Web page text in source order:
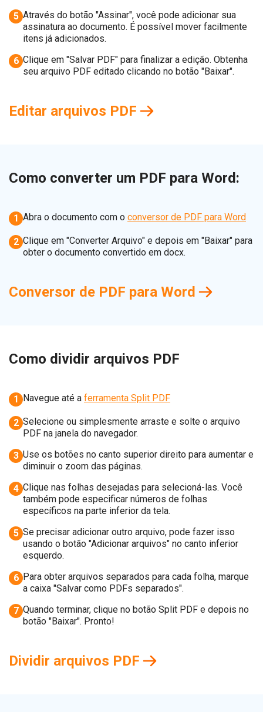
5 Através do botão "Assinar", você pode adicionar sua
assinatura ao documento. É possível mover facilmente
itens já adicionados.
6 Clique em "Salvar PDF" para finalizar a edição. Obtenha
seu arquivo PDF editado clicando no botão "Baixar".
Editar arquivos PDF
Como converter um PDF para Word:
1 Abra o documento com o conversor de PDF para Word
2 Clique em "Converter Arquivo" e depois em "Baixar" para
obter o documento convertido em docx.
Conversor de PDF para Word
Como dividir arquivos PDF
1 Navegue até a ferramenta Split PDF
2 Selecione ou simplesmente arraste e solte o arquivo
PDF na janela do navegador.
3 Use os botões no canto superior direito para aumentar e
diminuir o zoom das páginas.
4 Clique nas folhas desejadas para selecioná-las. Você
também pode especificar números de folhas
específicos na parte inferior da tela.
5 Se precisar adicionar outro arquivo, pode fazer isso
usando o botão "Adicionar arquivos" no canto inferior
esquerdo.
6 Para obter arquivos separados para cada folha, marque
a caixa "Salvar como PDFs separados".
7 Quando terminar, clique no botão Split PDF e depois no
botão "Baixar". Pronto!
Dividir arquivos PDF